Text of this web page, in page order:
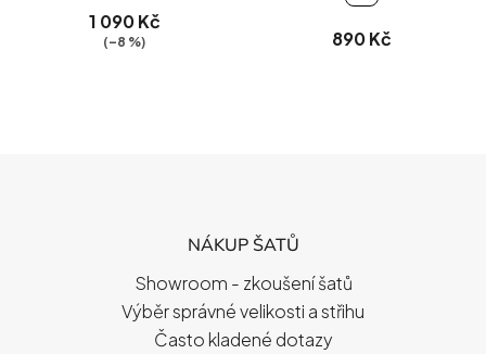
1 090 Kč
(–8 %) 890 Kč
NÁKUP ŠATŮ
Showroom - zkoušení šatů
Výběr správné velikosti a střihu
Často kladené dotazy